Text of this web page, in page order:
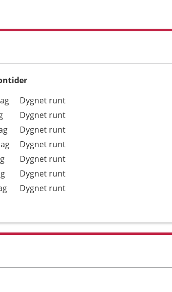
Dygnet runt
Dygnet runt
Dygnet runt
Dygnet runt
Dygnet runt
Dygnet runt
Dygnet runt